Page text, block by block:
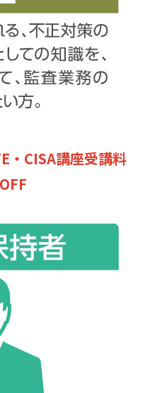
・CISA講座受講料